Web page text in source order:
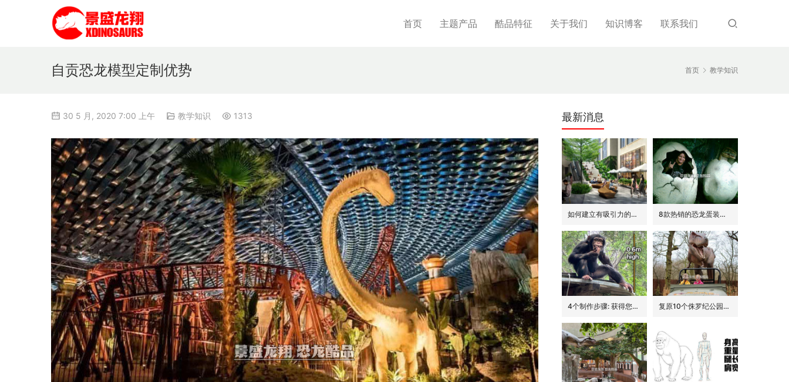
首页 主题产品 酷品特征 关于我们 知识博客 联系我们
首页 教学知识
自贡恐龙模型定制优势
30 5 月, 2020 7:00 上午 教学知识 1313 最新消息
如何建立有吸引力的商场外围(恐龙或流行主题) 8款热销的恐龙蛋装饰(模型/雕塑)供参考
4个制作步骤: 获得您的动物手偶 复原10个侏罗纪公园里的经典恐龙品种